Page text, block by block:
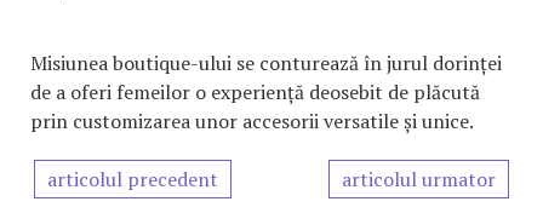
Misiunea boutique-ului se conturează în jurul dorinței
de a oferi femeilor o experiență deosebit de plăcută
prin customizarea unor accesorii versatile și unice.
articolul precedent articolul urmator